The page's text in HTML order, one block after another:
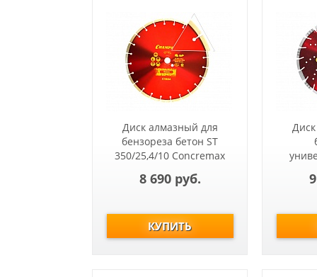
Диск алмазный для
бензореза бетон ST
350/25,4/10 Concremax
наполн.сред.тв)
8 690 руб.